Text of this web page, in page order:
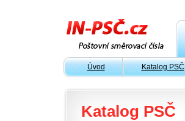
Úvod Katalog PSČ
Katalog PSČ